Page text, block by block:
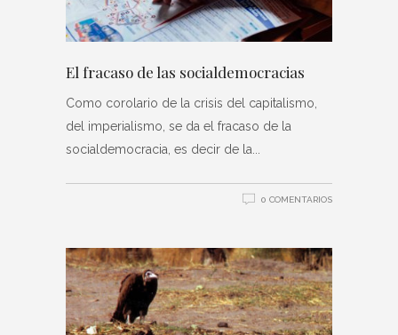
El fracaso de las socialdemocracias
Como corolario de la crisis del capitalismo,
del imperialismo, se da el fracaso de la
socialdemocracia, es decir de la
0 COMENTARIOS